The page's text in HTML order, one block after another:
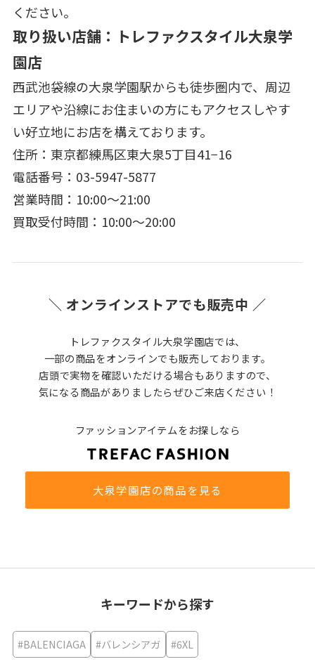
ください。
取り扱い店舗：トレファクスタイル大泉学
園店
西武池袋線の大泉学園駅からも徒歩圏内で、周辺
エリアや沿線にお住まいの方にもアクセスしやす
い好立地にお店を構えております。
住所：東京都練馬区東大泉5丁目41−16
電話番号：03-5947-5877
営業時間：10:00～21:00
買取受付時間：10:00～20:00
＼ オンラインストアでも販売中 ／
トレファクスタイル大泉学園店では、
一部の商品をオンラインでも販売しております。
店頭で実物を確認いただける場合もありますので、
気になる商品がありましたらぜひご来店ください！
ファッションアイテムをお探しなら
大泉学園店の商品を見る
キーワードから探す
#BALENCIAGA #バレンシアガ #6XL